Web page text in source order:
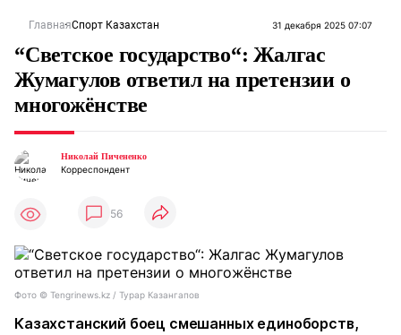
ГлавнаяСпорт Казахстан 31 декабря 2025 07:07
“Светское государство“: Жалгас
Жумагулов ответил на претензии о
многожёнстве
Николай Пичененко
Корреспондент
56
Фото © Tengrinews.kz / Турар Казангапов
Казахстанский боец смешанных единоборств,